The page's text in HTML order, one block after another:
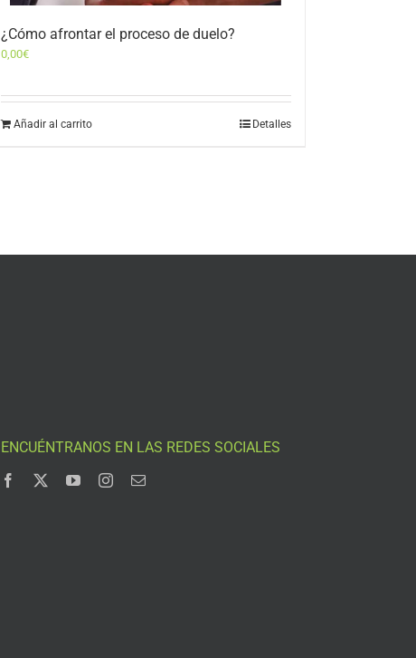
¿Cómo afrontar el proceso de duelo?
0,00€
Añadir al carrito Detalles
ENCUÉNTRANOS EN LAS REDES SOCIALES